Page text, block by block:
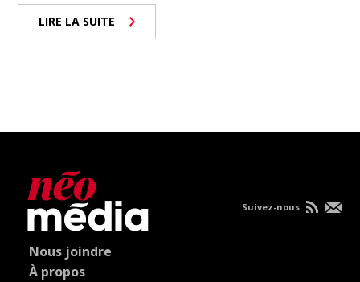
LIRE LA SUITE
Nous joindre
À propos
Suivez-nous